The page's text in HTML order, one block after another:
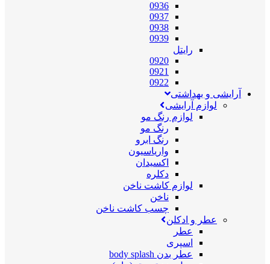
0936
0937
0938
0939
رایتل
0920
0921
0922
آرایشی و بهداشتی
لوازم آرایشی
لوازم رنگ مو
رنگ مو
رنگ ابرو
واریاسیون
اکسیدان
دکلره
لوازم کاشت ناخن
ناخن
چسب کاشت ناخن
عطر و ادکلن
عطر
اسپری
عطر بدن body splash